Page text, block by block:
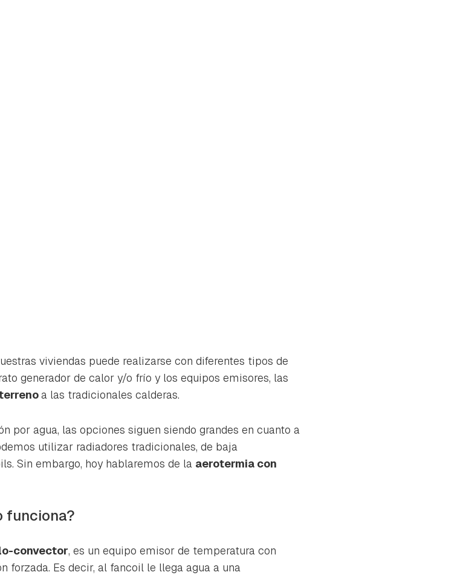
favorito, primero has de iniciar sesión con tu
SESIÓN
viviendas puede realizarse con diferentes tipos de
generador de calor y/o frío y los equipos emisores, las
a las tradicionales calderas.
por agua, las opciones siguen siendo grandes en cuanto a
utilizar radiadores tradicionales, de baja
Sin embargo, hoy hablaremos de la aerotermia con
funciona?
convector, es un equipo emisor de temperatura con
forzada. Es decir, al fancoil le llega agua a una
enviado
por suscribirte a nuestro boletín.
ACEPTAR